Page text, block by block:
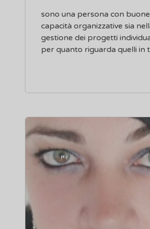
sono una persona con buone
capacità organizzative sia
gestione dei progetti
per quanto riguarda quelli in